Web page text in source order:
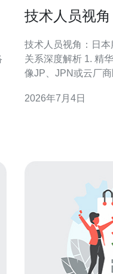
技术人员视
技术人员视角：日
关系深度解析 1. 精华：常见缩写不等于物理位置——
像JP、JPN或云厂
配，判断日本归属要
2026年7月4日